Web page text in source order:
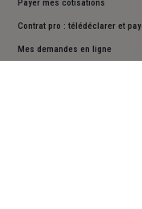
Payer mes cotisations
Contrat pro : télédéclarer et
Mes demandes en ligne